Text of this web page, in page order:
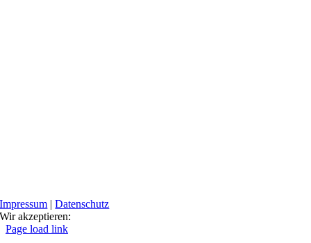
Impressum |Datenschutz
Wir akzeptieren:
Page load link